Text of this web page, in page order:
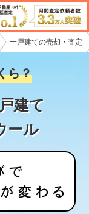
一戸建ての売却・査定
ら？
建て
ール